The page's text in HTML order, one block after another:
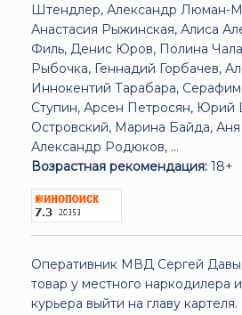
Штендлер, Александр Люман-
Анастасия Рыжинская, Алиса
Филь, Денис Юров, Полина
Рыбочка, Геннадий Горбачев,
Иннокентий Тарабара,
Ступин, Арсен Петросян, Юрий
Островский, Марина Байда,
Александр Родюков, ...
Возрастная рекомендация: 18+
Оперативник МВД Сергей
товар у местного наркодилера
курьера выйти на главу картеля.